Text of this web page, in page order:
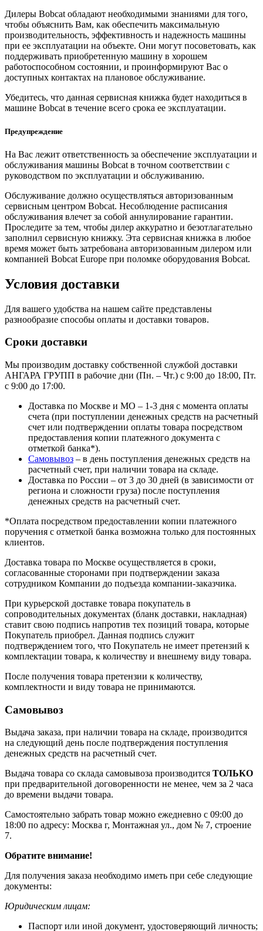
Дилеры Bobcat обладают необходимыми знаниями для того,
чтобы объяснить Вам, как обеспечить максимальную
производительность, эффективность и надежность машины
при ее эксплуатации на объекте. Они могут посоветовать, как
поддерживать приобретенную машину в хорошем
работоспособном состоянии, и проинформируют Вас о
доступных контактах на плановое обслуживание.
Убедитесь, что данная сервисная книжка будет находиться в
машине Bobcat в течение всего срока ее эксплуатации.
Предупреждение
На Вас лежит ответственность за обеспечение эксплуатации и
обслуживания машины Bobcat в точном соответствии с
руководством по эксплуатации и обслуживанию.
Обслуживание должно осуществляться авторизованным
сервисным центром Bobcat. Несоблюдение расписания
обслуживания влечет за собой аннулирование гарантии.
Проследите за тем, чтобы дилер аккуратно и безотлагательно
заполнил сервисную книжку. Эта сервисная книжка в любое
время может быть затребована авторизованным дилером или
компанией Bobcat Europe при поломке оборудования Bobcat.
Условия доставки
Для вашего удобства на нашем сайте представлены
разнообразие способы оплаты и доставки товаров.
Сроки доставки
Мы производим доставку собственной службой доставки
АНГАРА ГРУПП в рабочие дни (Пн. – Чт.) с 9:00 до 18:00, Пт.
с 9:00 до 17:00.
Доставка по Москве и МО – 1-3 дня с момента оплаты
счета (при поступлении денежных средств на расчетный
счет или подтверждении оплаты товара посредством
предоставления копии платежного документа с
отметкой банка*).
Самовывоз – в день поступления денежных средств на
расчетный счет, при наличии товара на складе.
Доставка по России – от 3 до 30 дней (в зависимости от
региона и сложности груза) после поступления
денежных средств на расчетный счет.
*Оплата посредством предоставлении копии платежного
поручения с отметкой банка возможна только для постоянных
клиентов.
Доставка товара по Москве осуществляется в сроки,
согласованные сторонами при подтверждении заказа
сотрудником Компании до подъезда компании-заказчика.
При курьерской доставке товара покупатель в
сопроводительных документах (бланк доставки, накладная)
ставит свою подпись напротив тех позиций товара, которые
Покупатель приобрел. Данная подпись служит
подтверждением того, что Покупатель не имеет претензий к
комплектации товара, к количеству и внешнему виду товара.
После получения товара претензии к количеству,
комплектности и виду товара не принимаются.
Самовывоз
Выдача заказа, при наличии товара на складе, производится
на следующий день после подтверждения поступления
денежных средств на расчетный счет.
Выдача товара со склада самовывоза производится ТОЛЬКО
при предварительной договоренности не менее, чем за 2 часа
до времени выдачи товара.
Самостоятельно забрать товар можно ежедневно с 09:00 до
18:00 по адресу: Москва г, Монтажная ул., дом № 7, строение
7.
Обратите внимание!
Для получения заказа необходимо иметь при себе следующие
документы:
Юридическим лицам:
Паспорт или иной документ, удостоверяющий личность;